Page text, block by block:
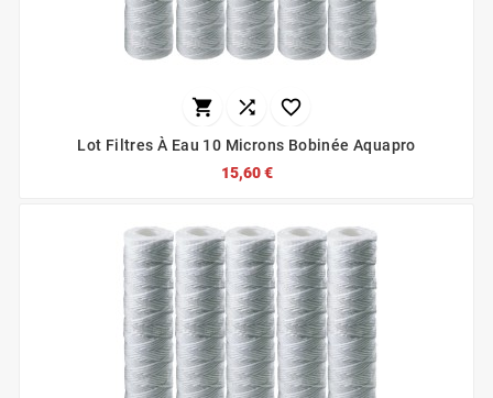
  
Lot Filtres À Eau 10 Microns Bobinée Aquapro
15,60 €